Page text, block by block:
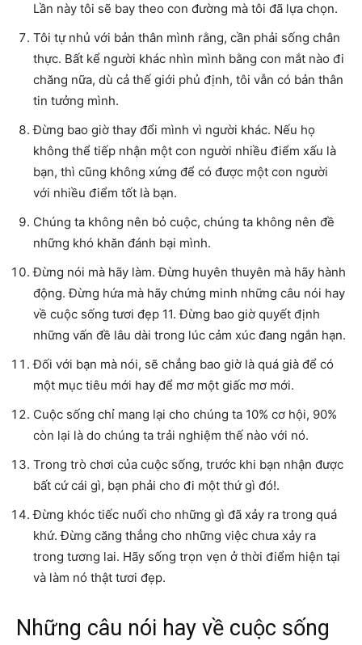
Lần này tôi sẽ bay theo con đường mà tôi đã lựa chọn.
Tôi tự nhủ với bản thân mình rằng, cần phải sống chân
thực. Bất kể người khác nhìn mình bằng con mắt nào đi
chăng nữa, dù cả thế giới phủ định, tôi vẫn có bản thân
tin tưởng mình.
Đừng bao giờ thay đổi mình vì người khác. Nếu họ
không thể tiếp nhận một con người nhiều điểm xấu là
bạn, thì cũng không xứng để có được một con người
với nhiều điểm tốt là bạn.
Chúng ta không nên bỏ cuộc, chúng ta không nên đề
những khó khăn đánh bại mình.
Đừng nói mà hãy làm. Đừng huyên thuyên mà hãy hành
động. Đừng hứa mà hãy chứng minh những câu nói hay
về cuộc sống tươi đẹp 11. Đừng bao giờ quyết định
những vấn đề lâu dài trong lúc cảm xúc đang ngắn hạn.
Đối với bạn mà nói, sẽ chẳng bao giờ là quá già để có
một mục tiêu mới hay để mơ một giấc mơ mới.
Cuộc sống chỉ mang lại cho chúng ta 10% cơ hội, 90%
còn lại là do chúng ta trải nghiệm thế nào với nó.
Trong trò chơi của cuộc sống, trước khi bạn nhận được
bất cứ cái gì, bạn phải cho đi một thứ gì đó!.
Đừng khóc tiếc nuối cho những gì đã xảy ra trong quá
khứ. Đừng căng thẳng cho những việc chưa xảy ra
trong tương lai. Hãy sống trọn vẹn ở thời điểm hiện tại
và làm nó thật tươi đẹp.
Những câu nói hay về cuộc sống